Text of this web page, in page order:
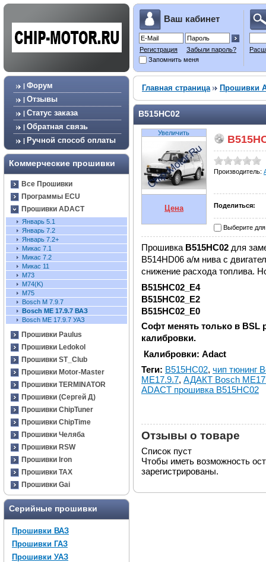
Ваш кабинет
Регистрация
Забыли пароль?
Запомнить меня
| Форум
| Отзывы
| Статус заказа
| Обратная связь
| Ручной способ оплаты
Коммерческие прошивки
Все Прошивки
Программы ECU
Прошивки ADACT
Январь 5.1
Январь 7.2
Январь 7.2+
Микас 7.1
Микас 7.2
Микас 11
М73
М74(K)
М75
Bosch M 7.9.7
Bosch ME 17.9.7 ВАЗ
Bosch ME 17.9.7 УАЗ
Прошивки Paulus
Прошивки Ledokol
Прошивки ST_Club
Прошивки Motor-Master
Прошивки TERMINATOR
Прошивки (Сергей Д)
Прошивки ChipTuner
Прошивки ChipTime
Прошивки Челяба
Прошивки RSW
Прошивки Iron
Прошивки TAX
Прошивки Gai
Серийные прошивки
Прошивки ВАЗ
Прошивки ГАЗ
Прошивки УАЗ
Главная страница Прошивки
B515HC02
Увеличить
Цена
Производитель:
Поделиться:
Выберите
Прошивка B515HC02 для
B514HD06 а/м нива с
снижение расхода топлива.
B515HC02_E4
B515HC02_E2
B515HC02_E0
Софт менять только в BSL
калибровки.
Калибровки: Adact
Теги: B515HC02, чип тюнинг
ME17.9.7, АДАКТ Bosch
ADACT прошивка B515HC02
Отзывы о товаре
Список пуст
Чтобы иметь возможность
зарегистрированы.